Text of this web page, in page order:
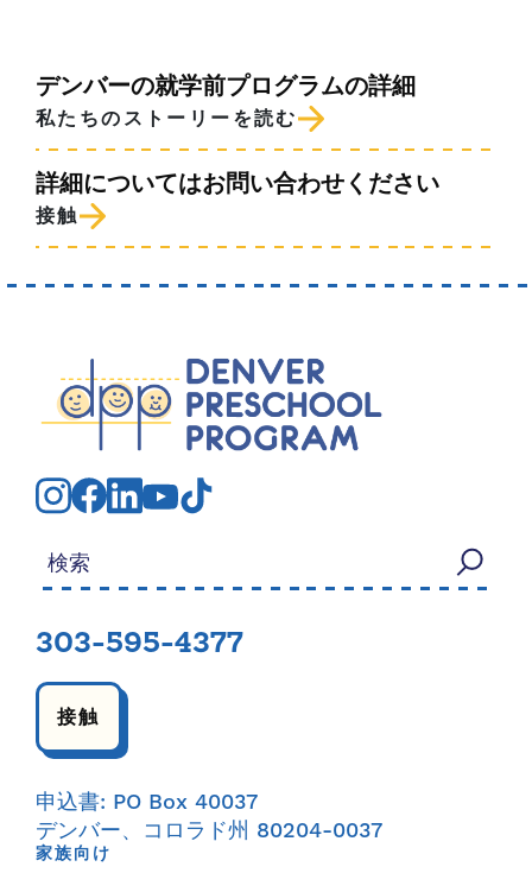
デンバーの就学前プログラムの詳細
私たちのストーリーを読む
詳細についてはお問い合わせください
接触
検索する：
303-595-4377
接触
申込書: PO Box 40037
デンバー、コロラド州 80204-0037
家族向け